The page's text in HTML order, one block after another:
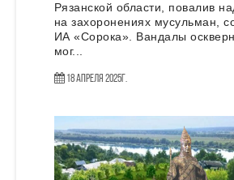
Рязанской области, повалив
на захоронениях мусульман,
ИА «Сорока». Вандалы
мог...
18 Апреля 2025г.